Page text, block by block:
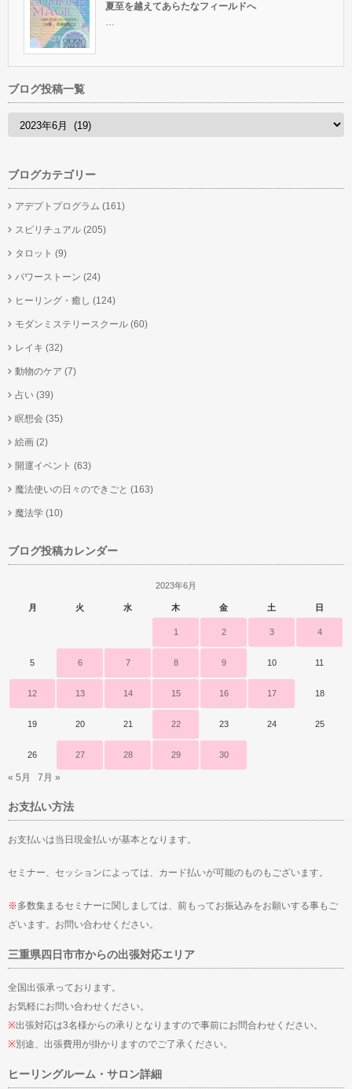
夏至を越えてあらたなフィールドへ
…
ブログ投稿一覧
ブログカテゴリー
アデプトプログラム (161)
スピリチュアル (205)
タロット (9)
パワーストーン (24)
ヒーリング・癒し (124)
モダンミステリースクール (60)
レイキ (32)
動物のケア (7)
占い (39)
瞑想会 (35)
絵画 (2)
開運イベント (63)
魔法使いの日々のできごと (163)
魔法学 (10)
ブログ投稿カレンダー
2023年6月
月 火 水 木 金 土 日
1 2 3 4
5 6 7 8 9 10 11
12 13 14 15 16 17 18
19 20 21 22 23 24 25
26 27 28 29 30
« 5月 7月 »
お支払い方法
お支払いは当日現金払いが基本となります。
セミナー、セッションによっては、カード払いが可能のものもございます。
※多数集まるセミナーに関しましては、前もってお振込みをお願いする事もご
ざいます。お問い合わせください。
三重県四日市市からの出張対応エリア
全国出張承っております。
お気軽にお問い合わせください。
※出張対応は3名様からの承りとなりますので事前にお問合わせください。
※別途、出張費用が掛かりますのでご了承ください。
ヒーリングルーム・サロン詳細